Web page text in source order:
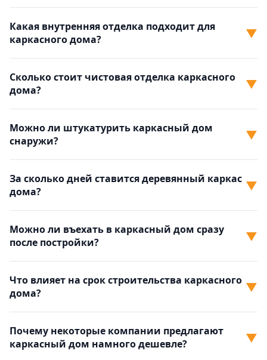
Какая внутренняя отделка подходит для
каркасного дома?
▼
Сколько стоит чистовая отделка каркасного
дома?
▼
Можно ли штукатурить каркасный дом
снаружи?
▼
За сколько дней ставится деревянный каркас
дома?
▼
Можно ли въехать в каркасный дом сразу
после постройки?
▼
Что влияет на срок строительства каркасного
дома?
▼
Почему некоторые компании предлагают
каркасный дом намного дешевле?
▼